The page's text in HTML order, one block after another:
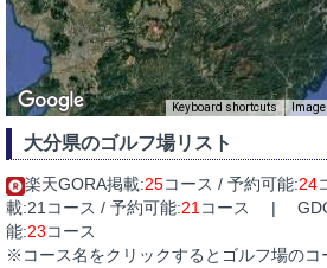
Keyboard shortcuts
大分県のゴルフ場リスト
楽天GORA掲載:25コース / 予約可能:24
載:21コース / 予約可能:21コース |
能:23コース
※コース名をクリックするとゴルフ場のコ